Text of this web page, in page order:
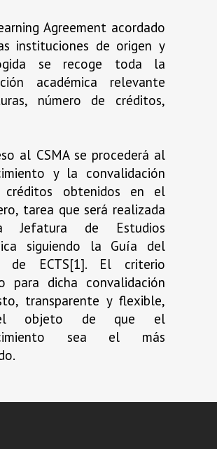
Agreement acordado
instituciones de origen y
se recoge toda la
académica relevante
número de créditos,
al CSMA se procederá al
y la convalidación
obtenidos en el
tarea que será realizada
Jefatura de Estudios
siguiendo la Guía del
de ECTS[1]. El criterio
para dicha convalidación
transparente y flexible,
objeto de que el
sea el más